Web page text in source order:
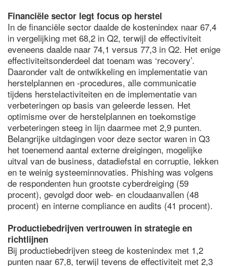
Financiële sector legt focus op herstel
In de financiële sector daalde de kostenindex naar 67,4
in vergelijking met 68,2 in Q2, terwijl de effectiviteit
eveneens daalde naar 74,1 versus 77,3 in Q2. Het enige
effectiviteitsonderdeel dat toenam was ‘recovery’.
Daaronder valt de ontwikkeling en implementatie van
herstelplannen en -procedures, alle communicatie
tijdens herstelactiviteiten en de implementatie van
verbeteringen op basis van geleerde lessen. Het
optimisme over de herstelplannen en toekomstige
verbeteringen steeg in lijn daarmee met 2,9 punten.
Belangrijke uitdagingen voor deze sector waren in Q3
het toenemend aantal externe dreigingen, mogelijke
uitval van de business, datadiefstal en corruptie, lekken
en te weinig systeeminnovaties. Phishing was volgens
de respondenten hun grootste cyberdreiging (59
procent), gevolgd door web- en cloudaanvallen (48
procent) en interne compliance en audits (41 procent).
Productiebedrijven vertrouwen in strategie en
richtlijnen
Bij productiebedrijven steeg de kostenindex met 1,2
punten naar 67,8, terwijl tevens de effectiviteit met 2,3